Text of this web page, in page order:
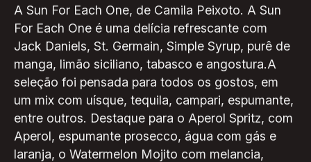
A Sun For Each One, de Camila Peixoto. A Sun
For Each One é uma delícia refrescante com
Jack Daniels, St. Germain, Simple Syrup, purê de
manga, limão siciliano, tabasco e angostura.A
seleção foi pensada para todos os gostos, em
um mix com uísque, tequila, campari, espumante,
entre outros. Destaque para o Aperol Spritz, com
Aperol, espumante prosecco, água com gás e
laranja, o Watermelon Mojito com melancia,